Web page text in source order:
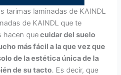
tarimas laminadas de KAINDL
de KAINDL que te
hacen quecuidar del suelo
más fácil a la que vez que
de la estética única de la
de su tacto. Es decir, que